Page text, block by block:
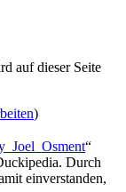
auf dieser Seite
)
“
Durch
einverstanden,